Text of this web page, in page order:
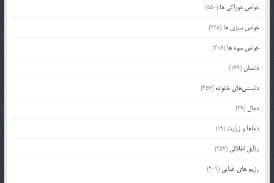
خواص خوراکی ها (550)
خواص سبزی ها (228)
خواص میوه ها (308)
داستان(146)
دانستنی‌های خانواده (357)
دجال (29)
دعاها و زیارت (19)
رذایل اخلاقی (252)
رژیم های غذایی (209)